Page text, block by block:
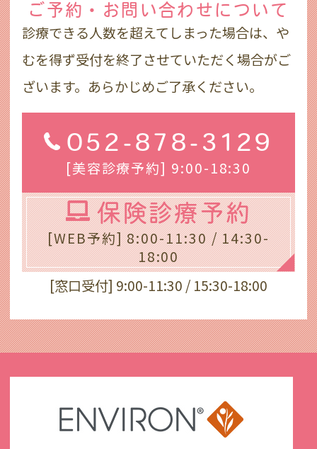
ご予約・お問い合わせ について
診療できる人数を超えてしまった場合は、や
むを得ず受付を終了させていただく場合がご
ざいます。あらかじめご了承ください。
052-878-3129
[美容診療予約] 9:00-18:30
保険診療予約
[WEB予約] 8:00-11:30 / 14:30-
18:00
[窓口受付] 9:00-11:30 / 15:30-18:00